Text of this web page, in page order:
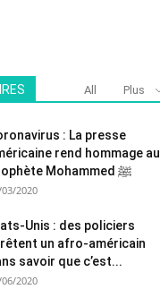
All Plus
: La presse
rend hommage au
Prophète Mohammed ﷺ
2020
Unis : des policiers
un afro-américain
savoir que c’est...
2020